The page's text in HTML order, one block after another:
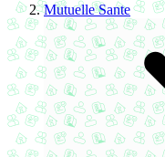
Mutuelle Sante